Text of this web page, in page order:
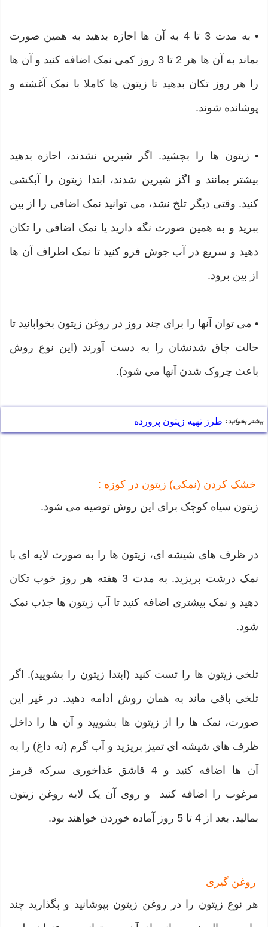
• به مدت 3 تا 4 به آن ها اجازه بدهید به همین صورت
بماند به آن ها هر 2 تا 3 روز کمی نمک اضافه کنید و آن ها
را هر روز تکان بدهید تا زیتون ها کاملا با نمک آغشته و
پوشانده شوند.
• زیتون ها را بچشید. اگر شیرین نشدند، احازه بدهید
بیشتر بمانند و اگز شیرین شدند، ابتدا زیتون را آبکشی
کنید. وقتی دیگر تلخ نشد، می توانید نمک اضافی را از بین
ببرید و به همین صورت نگه دارید یا نمک اضافی را تکان
دهید و سریع در آب جوش فرو کنید تا نمک اطراف آن ها
از بین برود.
• می توان آنها را برای چند روز در روغن زیتون بخوابانید تا
حالت چاق شدنشان را به دست آورند (این نوع روش
باعث چروک شدن آنها می شود).
بیشتر بخوانید: طرز تهیه زیتون پرورده
خشک کردن (نمکی) زیتون در کوزه :
زیتون سیاه کوچک برای این روش توصیه می شود.
در ظرف های شیشه ای، زیتون ها را به صورت لایه ای با
نمک درشت بریزید. به مدت 3 هفته هر روز خوب تکان
دهید و نمک بیشتری اضافه کنید تا آب زیتون ها جذب نمک
شود.
تلخی زیتون ها را تست کنید (ابتدا زیتون را بشویید). اگر
تلخی باقی ماند به همان روش ادامه دهید. در غیر این
صورت، نمک ها را از زیتون ها بشویید و آن ها را داخل
ظرف های شیشه ای تمیز بریزید و آب گرم (نه داغ) را به
آن ها اضافه کنید و 4 قاشق غذاخوری سرکه قرمز
مرغوب را اضافه کنید و روی آن یک لایه روغن زیتون
بمالید. بعد از 4 تا 5 روز آماده خوردن خواهند بود.
روغن گیری
هر نوع زیتون را در روغن زیتون بپوشانید و بگذارید چند